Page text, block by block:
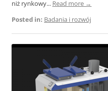
niż rynkowy... Read more →
Posted in: Badania i rozwój